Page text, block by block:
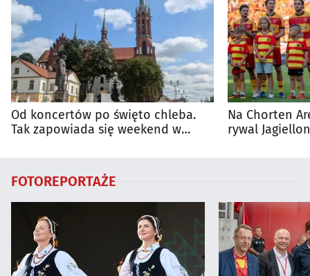
Od koncertów po święto chleba.
Tak zapowiada się weekend w
Na Chorten
rywal
FOTOREPORTAŻE